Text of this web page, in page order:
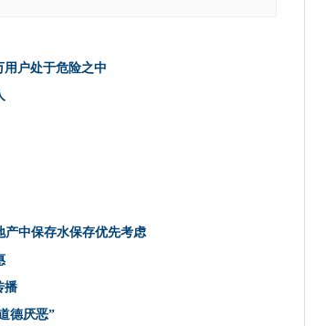
统一通知
技能和专业知识
高5G企业，工业应用
球拼赠收入来自25个城市
行路径
纤维宽带
环保运营商的多年派对协议
户处于危险之中
产中保存水保存优先考虑
播
德厌恶”